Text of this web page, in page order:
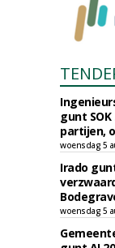
gunt
partijen,
woensdag 5
Irado
woensdag 5